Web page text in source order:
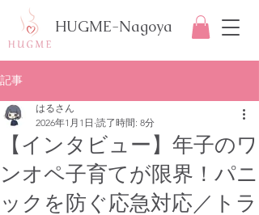
HUGME-Nagoya
記事
【インタビュー】年子のワ
ンオペ子育てが限界！パニ
ックを防ぐ応急対応／トラ
はるさん
2026年1月1日 読了時間: 8分